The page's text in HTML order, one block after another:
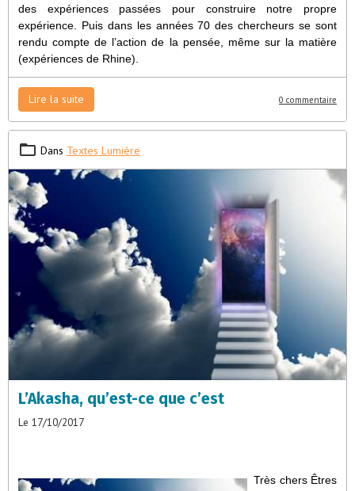
des expériences passées pour construire notre propre
expérience. Puis dans les années 70 des chercheurs se sont
rendu compte de l’action de la pensée, même sur la matière
(expériences de Rhine).
Lire la suite 0 commentaire
Dans Textes Lumière
L’Akasha, qu’est-ce que c’est
Le 17/10/2017
Très chers Êtres